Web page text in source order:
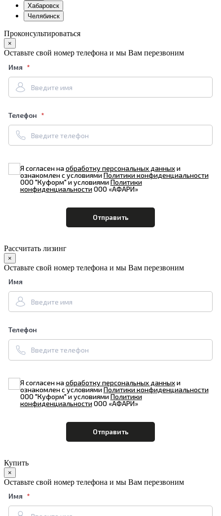
Хабаровск
Челябинск
Проконсультироваться
×
Оставьте свой номер телефона и мы Вам перезвоним
Имя
Телефон
Я согласен наобработку персональных данныхи
ознакомлен с условиямиПолитики конфиденциальности
ООО "Куформ" и условиямиПолитики
конфиденциальностиООО «АФАРИ»
Рассчитать лизинг
×
Оставьте свой номер телефона и мы Вам перезвоним
Имя
Телефон
Я согласен наобработку персональных данныхи
ознакомлен с условиямиПолитики конфиденциальности
ООО "Куформ" и условиямиПолитики
конфиденциальностиООО «АФАРИ»
Купить
×
Оставьте свой номер телефона и мы Вам перезвоним
Имя